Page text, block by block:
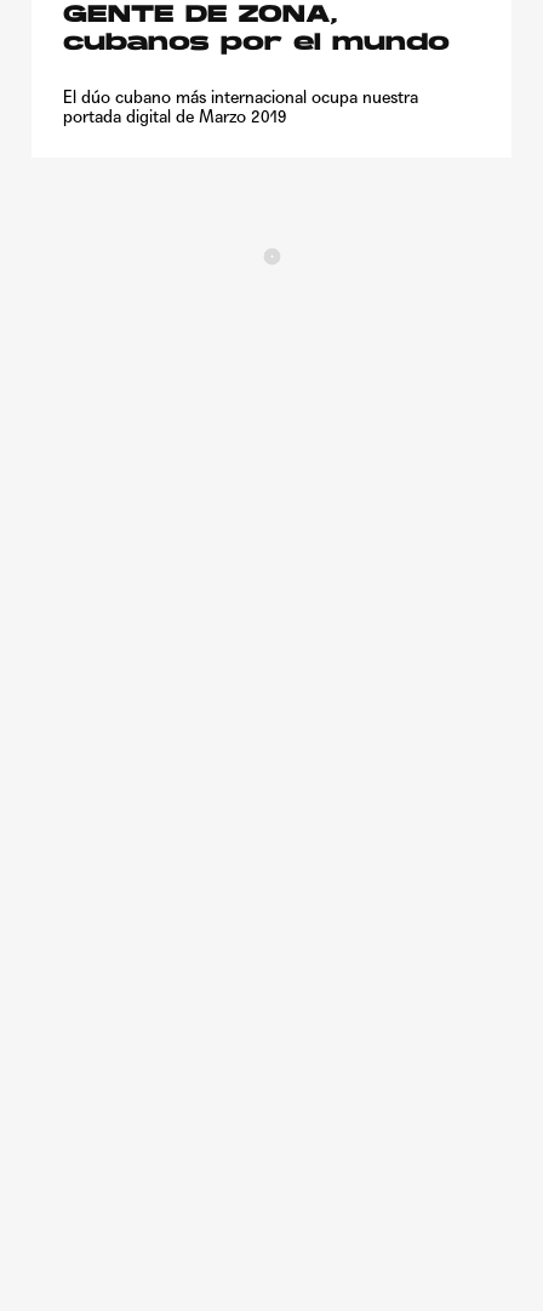
GENTE DE ZONA,
cubanos por el mundo
El dúo cubano más internacional ocupa nuestra
portada digital de Marzo 2019